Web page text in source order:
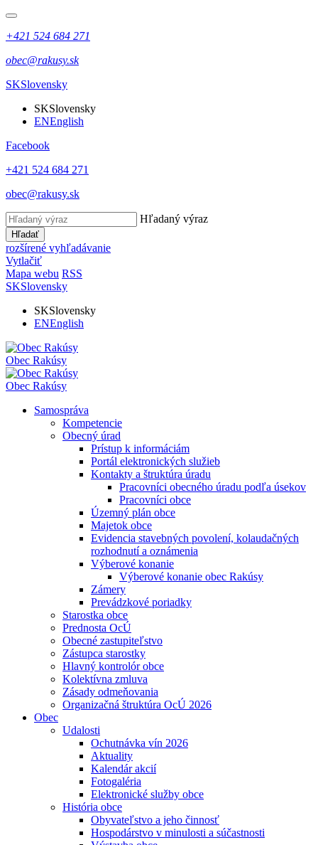
+421 524 684 271
obec@rakusy.sk
SKSlovensky
SKSlovensky
ENEnglish
Facebook
+421 524 684 271
obec@rakusy.sk
Hľadaný výraz
Hľadať
rozšírené vyhľadávanie
Vytlačiť
Mapa webu RSS
SKSlovensky
SKSlovensky
ENEnglish
Obec Rakúsy
Obec Rakúsy
Samospráva
Kompetencie
Obecný úrad
Prístup k informáciám
Portál elektronických služieb
Kontakty a štruktúra úradu
Pracovníci obecného úradu podľa úsekov
Pracovníci obce
Územný plán obce
Majetok obce
Evidencia stavebných povolení, kolaudačných
rozhodnutí a oznámenia
Výberové konanie
Výberové konanie obec Rakúsy
Zámery
Prevádzkové poriadky
Starostka obce
Prednosta OcÚ
Obecné zastupiteľstvo
Zástupca starostky
Hlavný kontrolór obce
Kolektívna zmluva
Zásady odmeňovania
Organizačná štruktúra OcÚ 2026
Obec
Udalosti
Ochutnávka vín 2026
Aktuality
Kalendár akcií
Fotogaléria
Elektronické služby obce
História obce
Obyvateľstvo a jeho činnosť
Hospodárstvo v minulosti a súčastnosti